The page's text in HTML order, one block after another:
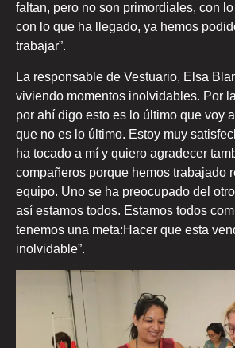
faltan, pero no son primordiales, con
con lo que ha llegado, ya hemos
trabajar”.
La responsable de Vestuario, Elsa
viviendo momentos inolvidables. Por
por ahí digo esto es lo último que voy
que no es lo último. Estoy muy
ha tocado a mí y quiero agradecer
compañeros porque hemos trabajado
equipo. Uno se ha preocupado del
así estamos todos. Estamos todos
tenemos una meta:Hacer que esta
inolvidable”.